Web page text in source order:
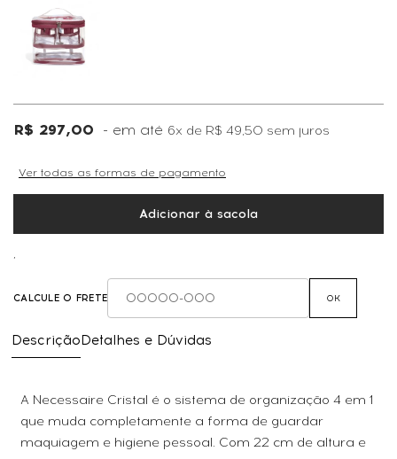
DescriçãoDetalhes e Dúvidas
A Necessaire Cristal é o sistema de organização 4 em 1
que muda completamente a forma de guardar
maquiagem e higiene pessoal. Com 22 cm de altura e
R$ 297,00 6x de R$ 49,50 sem juros
Ver todas as formas de pagamento
Adicionar à sacola
,
CALCULE O FRETE OK